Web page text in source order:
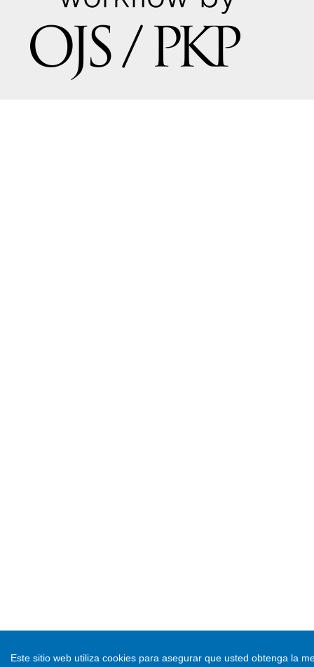
Este sitio web utiliza cookies para asegurar que usted obtenga la